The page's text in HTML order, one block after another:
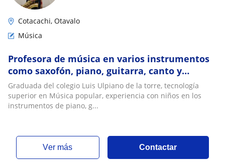
Cotacachi, Otavalo
Música
Profesora de música en varios instrumentos
como saxofón, piano, guitarra, canto y
lenguaje musical
Graduada del colegio Luis Ulpiano de la torre, tecnología
superior en Música popular, experiencia con niños en los
instrumentos de piano, g...
ver más Contactar